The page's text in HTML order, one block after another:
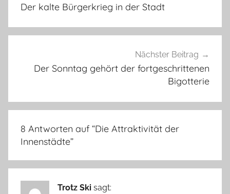
Der kalte Bürgerkrieg in der Stadt
Nächster Beitrag
Der Sonntag gehört der fortgeschrittenen
Bigotterie
8 Antworten auf “Die Attraktivität der
Innenstädte”
Trotz Ski sagt: